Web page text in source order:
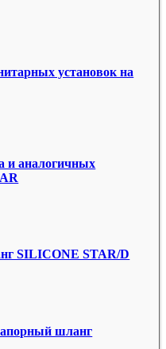
установок на
и аналогичных
SILICONE STAR/D
шланг